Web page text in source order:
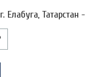
Елабуга, Татарстан -